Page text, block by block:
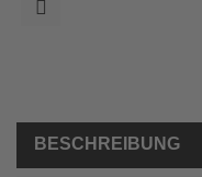
BESCHREIBUNG